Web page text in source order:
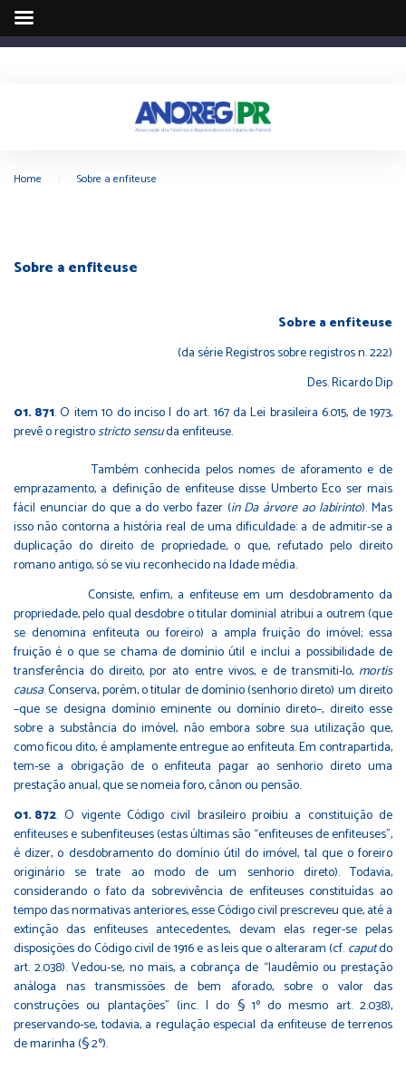
Home Sobre a enfiteuse
Sobre a enfiteuse
Sobre a enfiteuse
(da série Registros sobre registros n. 222)
Des. Ricardo Dip
871. O item 10 do inciso I do art. 167 da Lei brasileira 6.015, de 1973,
prevê o registrostricto sensuda enfiteuse.
Também conhecida pelos nomes de aforamento e de
emprazamento, a definição de enfiteuse disse Umberto Eco ser mais
fácil enunciar do que a do verbo fazer (in Da árvore ao labirinto). Mas
isso não contorna a história real de uma dificuldade: a de admitir-se a
duplicação do direito de propriedade, o que, refutado pelo direito
romano antigo, só se viu reconhecido na Idade média.
Consiste, enfim, a enfiteuse em um desdobramento da
propriedade, pelo qual desdobre o titular dominial atribui a outrem (que
se denomina enfiteuta ou foreiro) a ampla fruição do imóvel; essa
fruição é o que se chama de domínio útil e inclui a possibilidade de
transferência do direito, por ato entre vivos, e de transmiti-lo, mortis
causa. Conserva, porém, o titular de domínio (senhorio direto) um direito
–que se designa domínio eminente ou domínio direto–, direito esse
sobre a substância do imóvel, não embora sobre sua utilização que,
como ficou dito, é amplamente entregue ao enfiteuta. Em contrapartida,
tem-se a obrigação de o enfiteuta pagar ao senhorio direto uma
prestação anual, que se nomeia foro, cânon ou pensão.
872. O vigente Código civil brasileiro proibiu a constituição de
enfiteuses e subenfiteuses (estas últimas são “enfiteuses de enfiteuses”,
é dizer, o desdobramento do domínio útil do imóvel, tal que o foreiro
originário se trate ao modo de um senhorio direto). Todavia,
considerando o fato da sobrevivência de enfiteuses constituídas ao
tempo das normativas anteriores, esse Código civil prescreveu que, até a
extinção das enfiteuses antecedentes, devam elas reger-se pelas
disposições do Código civil de 1916 e as leis que o alteraram (cf. caputdo
art. 2.038). Vedou-se, no mais, a cobrança de “laudêmio ou prestação
análoga nas transmissões de bem aforado, sobre o valor das
construções ou plantações” (inc. I do § 1º do mesmo art. 2.038),
preservando-se, todavia, a regulação especial da enfiteuse de terrenos
de marinha (§ 2º).